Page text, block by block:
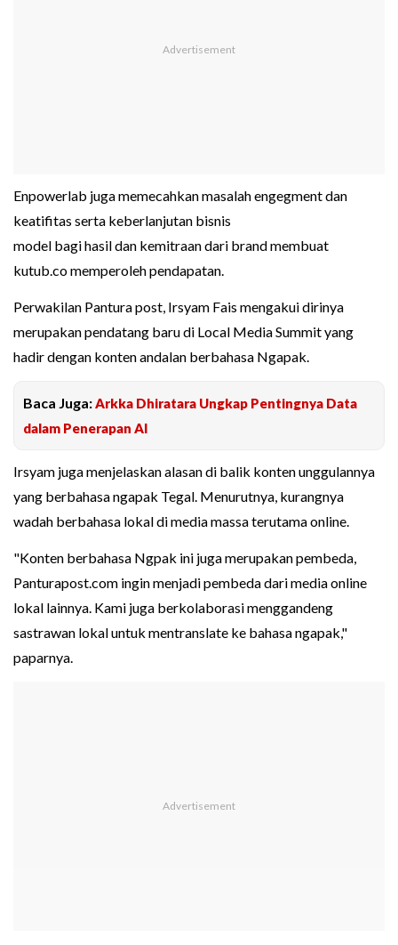
Enpowerlab juga memecahkan masalah engegment dan
keatifitas serta keberlanjutan bisnis
model bagi hasil dan kemitraan dari brand membuat
kutub.co memperoleh pendapatan.
Perwakilan Pantura post, Irsyam Fais mengakui dirinya
merupakan pendatang baru di Local Media Summit yang
hadir dengan konten andalan berbahasa Ngapak.
Baca Juga:Arkka Dhiratara Ungkap Pentingnya Data
dalam Penerapan AI
Irsyam juga menjelaskan alasan di balik konten unggulannya
yang berbahasa ngapak Tegal. Menurutnya, kurangnya
wadah berbahasa lokal di media massa terutama online.
"Konten berbahasa Ngpak ini juga merupakan pembeda,
Panturapost.com ingin menjadi pembeda dari media online
lokal lainnya. Kami juga berkolaborasi menggandeng
sastrawan lokal untuk mentranslate ke bahasa ngapak,"
paparnya.